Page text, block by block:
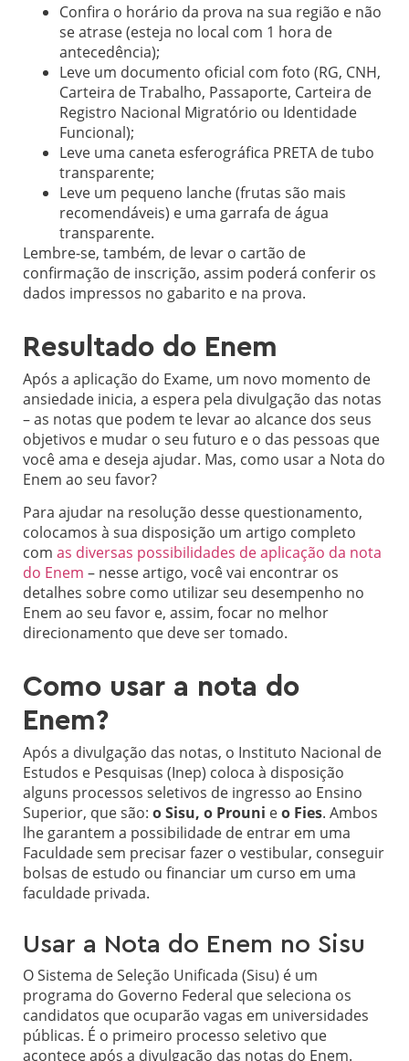
Confira o horário da prova na sua região e não
se atrase (esteja no local com 1 hora de
antecedência);
Leve um documento oficial com foto (RG, CNH,
Carteira de Trabalho, Passaporte, Carteira de
Registro Nacional Migratório ou Identidade
Funcional);
Leve uma caneta esferográfica PRETA de tubo
transparente;
Leve um pequeno lanche (frutas são mais
recomendáveis) e uma garrafa de água
transparente.
Lembre-se, também, de levar o cartão de
confirmação de inscrição, assim poderá conferir os
dados impressos no gabarito e na prova.
Resultado do Enem
Após a aplicação do Exame, um novo momento de
ansiedade inicia, a espera pela divulgação das notas
– as notas que podem te levar ao alcance dos seus
objetivos e mudar o seu futuro e o das pessoas que
você ama e deseja ajudar. Mas, como usar a Nota do
Enem ao seu favor?
Para ajudar na resolução desse questionamento,
colocamos à sua disposição um artigo completo
com as diversas possibilidades de aplicação da nota
do Enem – nesse artigo, você vai encontrar os
detalhes sobre como utilizar seu desempenho no
Enem ao seu favor e, assim, focar no melhor
direcionamento que deve ser tomado.
Como usar a nota do
Enem?
Após a divulgação das notas, o Instituto Nacional de
Estudos e Pesquisas (Inep) coloca à disposição
alguns processos seletivos de ingresso ao Ensino
Superior, que são: o Sisu, o Prouni eo Fies. Ambos
lhe garantem a possibilidade de entrar em uma
Faculdade sem precisar fazer o vestibular, conseguir
bolsas de estudo ou financiar um curso em uma
faculdade privada.
Usar a Nota do Enem no Sisu
O Sistema de Seleção Unificada (Sisu) é um
programa do Governo Federal que seleciona os
candidatos que ocuparão vagas em universidades
públicas. É o primeiro processo seletivo que
acontece após a divulgação das notas do Enem.